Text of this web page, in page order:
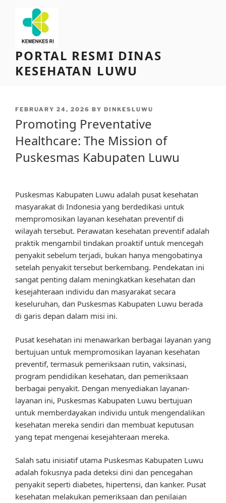
content
PORTAL RESMI DINAS
KESEHATAN LUWU
POSTED
FEBRUARY 24, 2026 BY DINKESLUWU
Promoting Preventative
Healthcare: The Mission of
Puskesmas Kabupaten Luwu
Puskesmas Kabupaten Luwu adalah pusat kesehatan
masyarakat di Indonesia yang berdedikasi untuk
mempromosikan layanan kesehatan preventif di
wilayah tersebut. Perawatan kesehatan preventif adalah
praktik mengambil tindakan proaktif untuk mencegah
penyakit sebelum terjadi, bukan hanya mengobatinya
setelah penyakit tersebut berkembang. Pendekatan ini
sangat penting dalam meningkatkan kesehatan dan
kesejahteraan individu dan masyarakat secara
keseluruhan, dan Puskesmas Kabupaten Luwu berada
di garis depan dalam misi ini.
Pusat kesehatan ini menawarkan berbagai layanan yang
bertujuan untuk mempromosikan layanan kesehatan
preventif, termasuk pemeriksaan rutin, vaksinasi,
program pendidikan kesehatan, dan pemeriksaan
berbagai penyakit. Dengan menyediakan layanan-
layanan ini, Puskesmas Kabupaten Luwu bertujuan
untuk memberdayakan individu untuk mengendalikan
kesehatan mereka sendiri dan membuat keputusan
yang tepat mengenai kesejahteraan mereka.
Salah satu inisiatif utama Puskesmas Kabupaten Luwu
adalah fokusnya pada deteksi dini dan pencegahan
penyakit seperti diabetes, hipertensi, dan kanker. Pusat
kesehatan melakukan pemeriksaan dan penilaian